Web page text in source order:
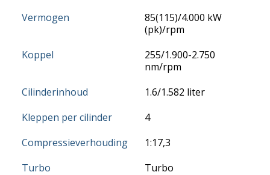
Vermogen
85(115)/4.000 kW
(pk)/rpm
Koppel
255/1.900-2.750
nm/rpm
Cilinderinhoud
1.6/1.582 liter
Kleppen per cilinder
4
Compressieverhouding
1:17,3
Turbo
Turbo